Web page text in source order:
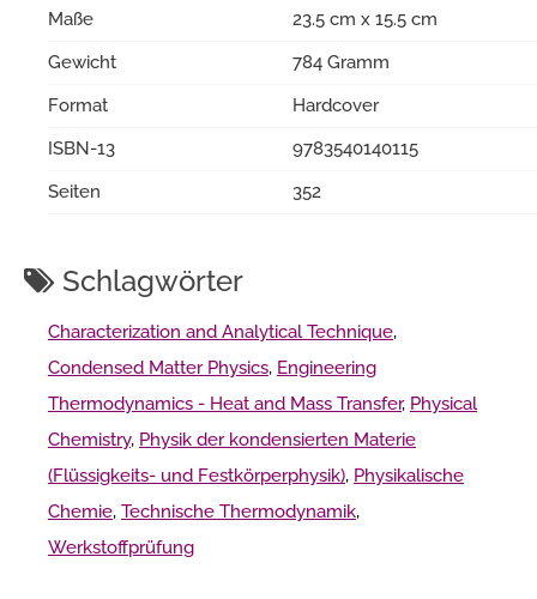
Maße
23.5 cm x 15.5 cm
Gewicht
784 Gramm
Format
Hardcover
ISBN-13
9783540140115
Seiten
352
Schlagwörter
Characterization and Analytical Technique,
Condensed Matter Physics, Engineering
Thermodynamics - Heat and Mass Transfer, Physical
Chemistry, Physik der kondensierten Materie
(Flüssigkeits- und Festkörperphysik), Physikalische
Chemie, Technische Thermodynamik,
Werkstoffprüfung